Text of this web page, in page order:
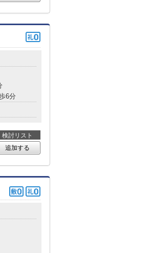
6分
検討リスト
追加する